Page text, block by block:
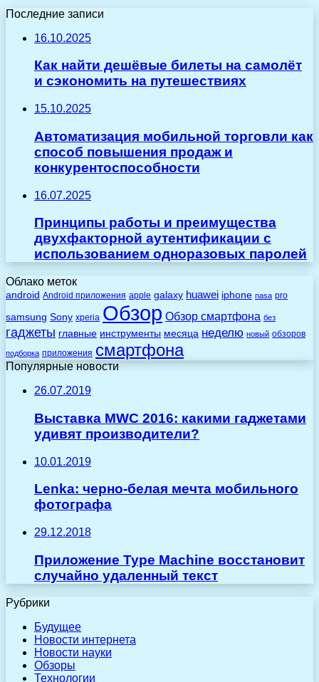
Последние записи
16.10.2025
Как найти дешёвые билеты на самолёт
и сэкономить на путешествиях
15.10.2025
Автоматизация мобильной торговли как
способ повышения продаж и
конкурентоспособности
16.07.2025
Принципы работы и преимущества
двухфакторной аутентификации с
использованием одноразовых паролей
Облако меток
android Android приложения apple galaxy huawei iphone nasa pro
samsung Sony xperia Обзор Обзор смартфона без
гаджеты главные инструменты месяца неделю новый обзоров
подборка приложения смартфона
Популярные новости
26.07.2019
Выставка MWC 2016: какими гаджетами
удивят производители?
10.01.2019
Lenka: черно-белая мечта мобильного
фотографа
29.12.2018
Приложение Type Machine восстановит
случайно удаленный текст
Рубрики
Будущее
Новости интернета
Новости науки
Обзоры
Технологии